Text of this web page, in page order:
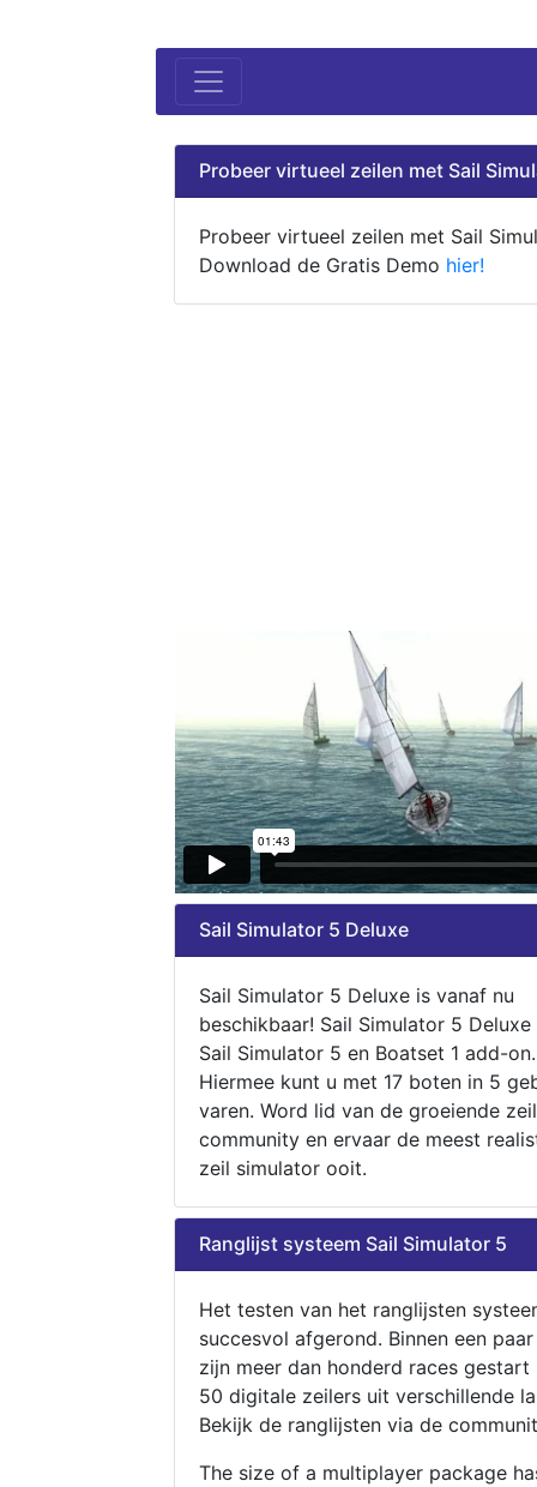
Probeer virtueel zeilen met Sail
Probeer virtueel zeilen met Sail
Download de Gratis Demo hier!
Sail Simulator 5 Deluxe
Sail Simulator 5 Deluxe is vanaf nu
beschikbaar! Sail Simulator 5
Sail Simulator 5 en Boatset 1 add-on.
Hiermee kunt u met 17 boten in 5
varen. Word lid van de groeiende zeil
community en ervaar de meest
zeil simulator ooit.
Ranglijst systeem Sail Simulator 5
Het testen van het ranglijsten
succesvol afgerond. Binnen een
zijn meer dan honderd races gestart
50 digitale zeilers uit verschillende
Bekijk de ranglijsten via de
The size of a multiplayer package